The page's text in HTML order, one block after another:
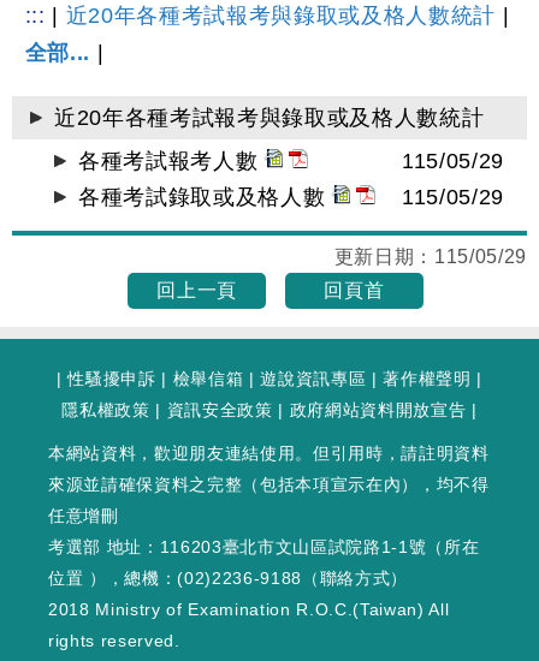
::: 近20年各種考試報考與錄取或及格人數統計
全部...
近20年各種考試報考與錄取或及格人數統計
各種考試報考人數
115/05/29
各種考試錄取或及格人數
115/05/29
更新日期： 115/05/29
回上一頁
回頁首
|性騷擾申訴 | 檢舉信箱 |遊說資訊專區 |著作權聲明 |
隱私權政策 | 資訊安全政策 | 政府網站資料開放宣告 |
本網站資料，歡迎朋友連結使用。但引用時，請註明資料
來源並請確保資料之完整（包括本項宣示在內），均不得
任意增刪
考選部 地址：116203臺北市文山區試院路1-1號（ 所在
位置 ），總機：(02)2236-9188（聯絡方式）
2018 Ministry of Examination R.O.C.(Taiwan) All
rights reserved.